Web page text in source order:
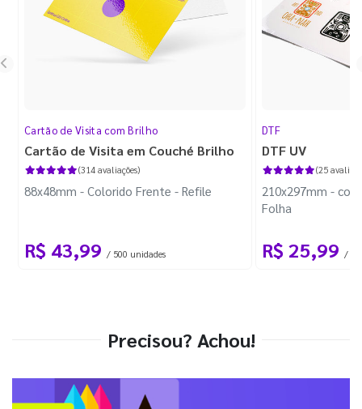
Cartão de Visita com Brilho
Cartão de Visita em Couché Brilho
(314 avaliações)
88x48mm - Colorido Frente - Refile
R$ 43,99 / 500 unidades
DTF
DTF UV
(25
210x297mm -
Folha
R$ 25,99 / 1
Precisou? Achou!